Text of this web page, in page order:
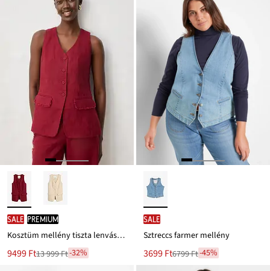
SALE PREMIUM
Kosztüm mellény tiszta lenvászonból
Új
9499 Ft
Leárazva13 999 Ft-32%
SALE
Sztreccs farmer mellény
Új
3699 Ft
Leárazva6799 Ft-45%